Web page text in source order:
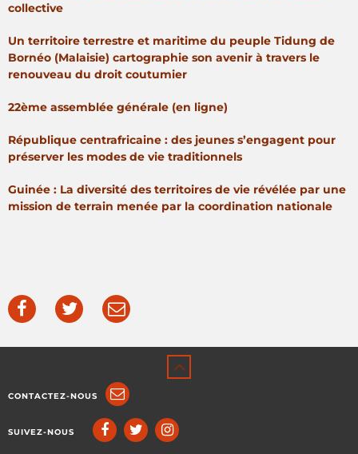
collective
Un territoire terrestre et maritime du peuple Tidung de
Bornéo (Malaisie) cartographie son avenir à travers le
renouveau du droit coutumier
22ème assemblée générale (en ligne)
République centrafricaine : des jeunes s’engagent pour
préserver les modes de vie traditionnels
Guinée : La diversité des territoires de vie révélée par une
mission de terrain menée par la coordination nationale
CONTACTEZ-NOUS
SUIVEZ-NOUS